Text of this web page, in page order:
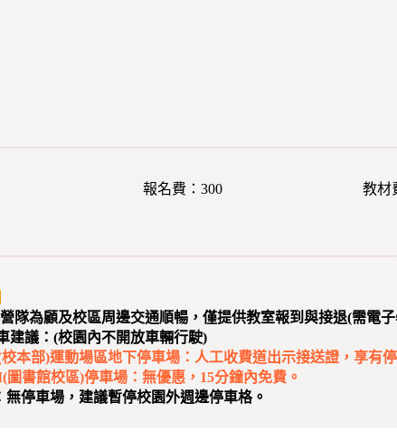
報名費：300 教材
隊為顧及校區周邊交通順暢，僅提供教室報到與接退(需電子
建議：(校園內不開放車輛行駛)
本部)運動場區地下停車場：人工收費道出示接送證，享有
圖書館校區)停車場：無優惠，15分鐘內免費。
無停車場，建議暫停校園外週邊停車格。